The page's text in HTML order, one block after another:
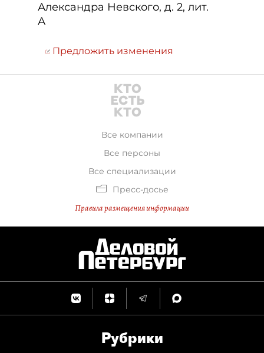
Александра Невского, д. 2, лит.
А
Предложить изменения
Все компании
Все персоны
Все специализации
Пресс-досье
Правила размещения информации
Рубрики